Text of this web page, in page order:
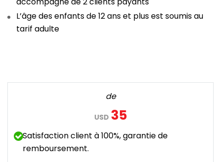
L’âge des enfants de 12 ans et plus est soumis au
tarif adulte
de
USD 35
Satisfaction client à 100%, garantie de
remboursement.